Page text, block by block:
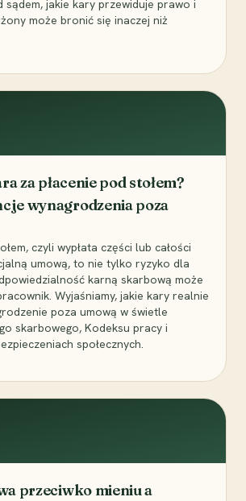
sądem, jakie kary przewiduje prawo i
może bronić się inaczej niż
za płacenie pod stołem?
wynagrodzenia poza
czyli wypłata części lub całości
umową, to nie tylko ryzyko dla
karną skarbową może
Wyjaśniamy, jakie kary realnie
poza umową w świetle
skarbowego, Kodeksu pracy i
społecznych.
przeciwko mieniu a